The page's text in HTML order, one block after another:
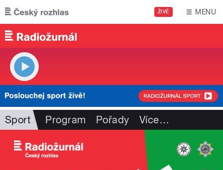
Přejít k hlavnímu obsahu
ŽIVĚ MENU
Sport Program Pořady Více…